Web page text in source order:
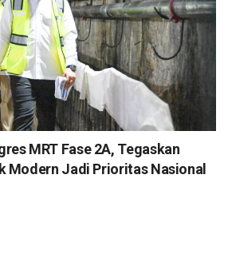
MRT Fase 2A, Tegaskan
Modern Jadi Prioritas Nasional